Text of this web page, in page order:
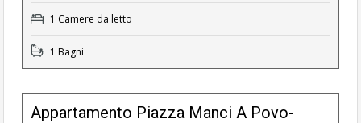
1 Camere da letto
1 Bagni
Appartamento Piazza Manci A Povo-